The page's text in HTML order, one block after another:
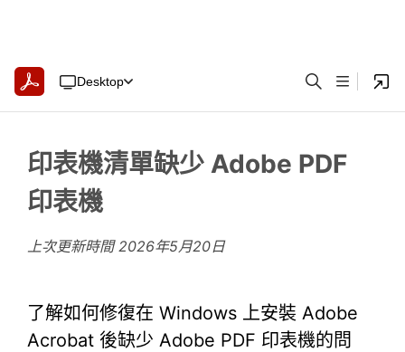
Desktop
印表機清單缺少 Adobe PDF
印表機
上次更新時間2026年5月20日
了解如何修復在 Windows 上安裝 Adobe
Acrobat 後缺少 Adobe PDF 印表機的問